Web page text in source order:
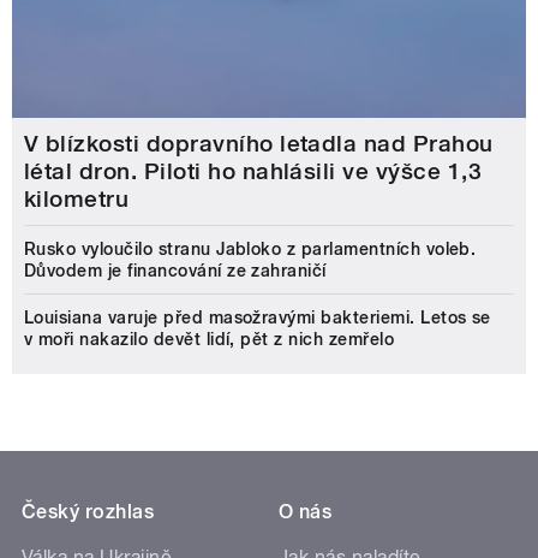
V blízkosti dopravního letadla nad Prahou
létal dron. Piloti ho nahlásili ve výšce 1,3
kilometru
Rusko vyloučilo stranu Jabloko z parlamentních voleb.
Důvodem je financování ze zahraničí
Louisiana varuje před masožravými bakteriemi. Letos se
v moři nakazilo devět lidí, pět z nich zemřelo
Český rozhlas
O nás